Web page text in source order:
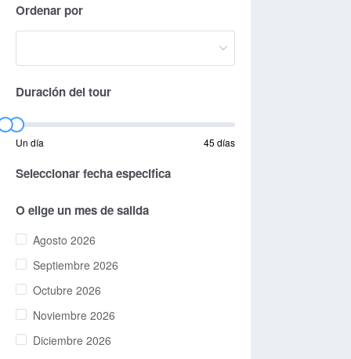
Ordenar por
Duración del tour
Un día 45 días
Seleccionar fecha especifica
O elige un mes de salida
Agosto 2026
Septiembre 2026
Octubre 2026
Noviembre 2026
Diciembre 2026